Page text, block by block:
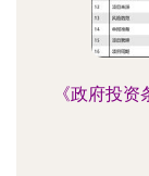
《政府投